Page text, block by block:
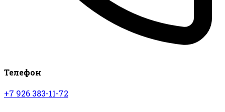
Телефон
+7 926 383-11-72